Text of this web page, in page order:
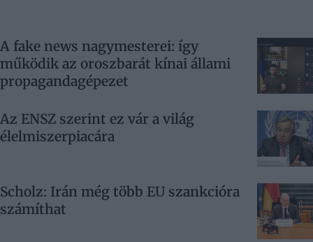
A fake news nagymesterei: így
működik az oroszbarát kínai állami
propagandagépezet
Az ENSZ szerint ez vár a világ
élelmiszerpiacára
Scholz: Irán még több EU szankcióra
számíthat